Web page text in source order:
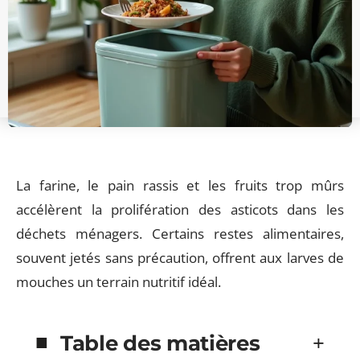
La farine, le pain rassis et les fruits trop mûrs
accélèrent la prolifération des asticots dans les
déchets ménagers. Certains restes alimentaires,
souvent jetés sans précaution, offrent aux larves de
mouches un terrain nutritif idéal.
Table des matières